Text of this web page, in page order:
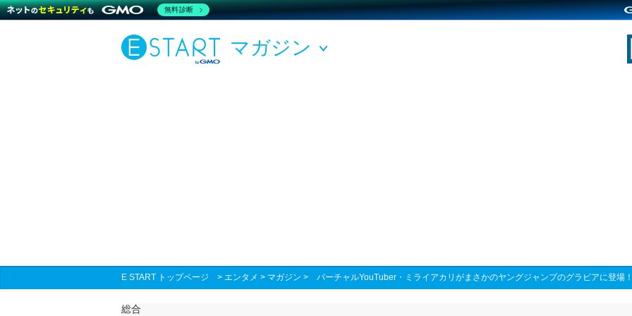
マガジン
E START トップページ > エンタメ > マガジン > バーチャルYouTuber・ミライアカリがまさかのヤングジャンプのグラビアに登場
総合
無料診断